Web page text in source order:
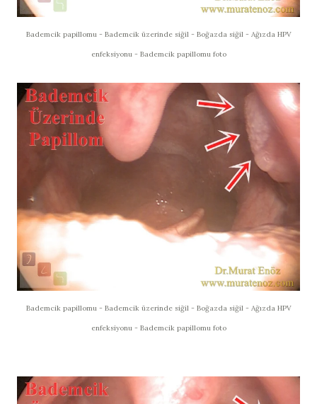
Bademcik papillomu - Bademcik üzerinde siğil - Boğazda siğil - Ağızda HPV
enfeksiyonu - Bademcik papillomu foto
Bademcik papillomu - Bademcik üzerinde siğil - Boğazda siğil - Ağızda HPV
enfeksiyonu - Bademcik papillomu foto